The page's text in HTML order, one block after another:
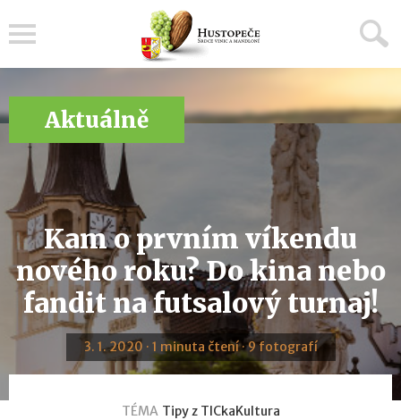
Aktuálně
Kam o prvním víkendu
nového roku? Do kina nebo
fandit na futsalový turnaj!
3. 1. 2020 · 1 minuta čtení · 9 fotografí
TÉMA Tipy z TICkaKultura